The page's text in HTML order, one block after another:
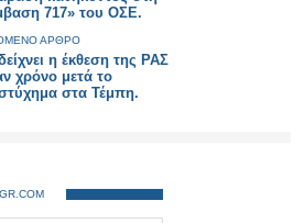
717» του ΟΣΕ.
ΑΡΘΡΟ
η έκθεση της ΡΑΣ
χρόνο μετά το
στα Τέμπη.